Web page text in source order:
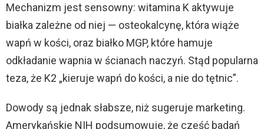
Mechanizm jest sensowny: witamina K aktywuje
białka zależne od niej — osteokalcynę, która wiąże
wapń w kości, oraz białko MGP, które hamuje
odkładanie wapnia w ścianach naczyń. Stąd popularna
teza, że K2 „kieruje wapń do kości, a nie do tętnic”.
Dowody są jednak słabsze, niż sugeruje marketing.
Amerykańskie NIH podsumowuje, że część badań